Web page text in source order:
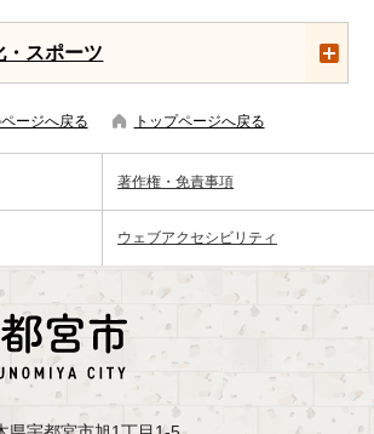
・スポーツ
ージへ戻る トップページへ戻る
著作権・免責事項
ウェブアクセシビリティ